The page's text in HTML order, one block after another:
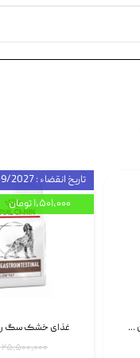
۲۵,۵۰۰,۰۰۰ تومان
تاریخ انقضاء : 09/2027
۱,۵۰۱,۰۰۰ تومان
غذای خشک گربه رویال کنین Gastrointestinal Fibre Response وزن 2 کیلوگرم | پت استوک